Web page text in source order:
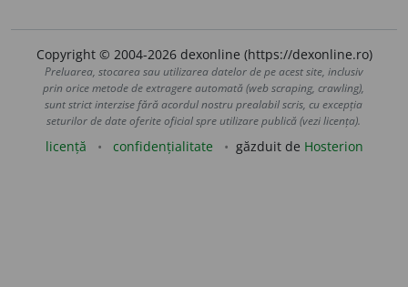
Copyright © 2004-2026 dexonline (https://dexonline.ro)
Preluarea, stocarea sau utilizarea datelor de pe acest site, inclusiv
prin orice metode de extragere automată (web scraping, crawling),
sunt strict interzise fără acordul nostru prealabil scris, cu excepția
seturilor de date oferite oficial spre utilizare publică (vezi licența).
licență confidențialitate găzduit de Hosterion